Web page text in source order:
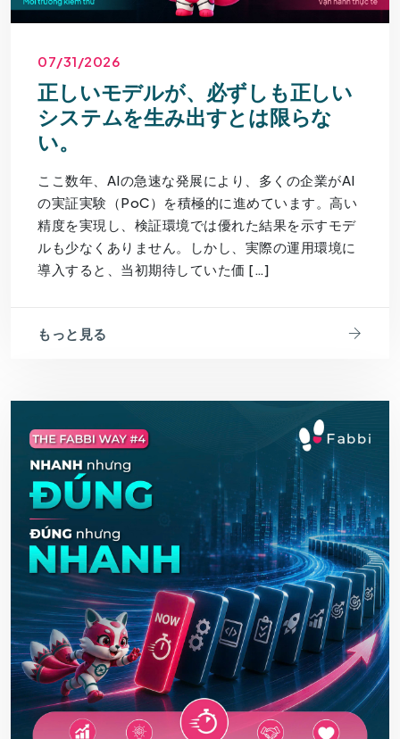
07/31/2026
正しいモデルが、必ずしも正しい
システムを生み出すとは限らな
い。
ここ数年、AIの急速な発展により、多くの企業がAI
の実証実験（PoC）を積極的に進めています。高い
精度を実現し、検証環境では優れた結果を示すモデ
ルも少なくありません。しかし、実際の運用環境に
導入すると、当初期待していた価 […]
もっと見る